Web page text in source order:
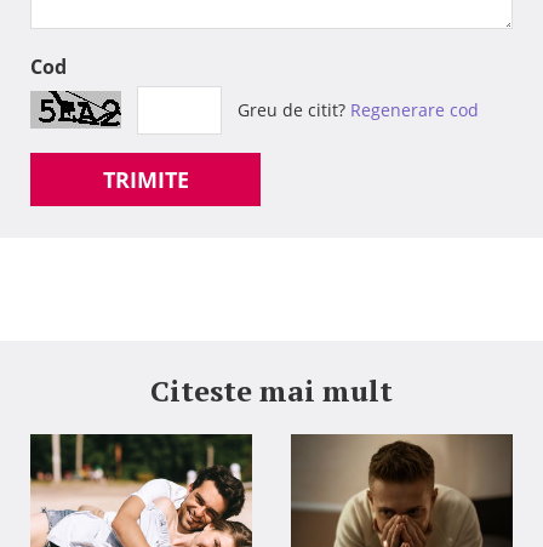
Cod
Greu de citit? Regenerare cod
TRIMITE
Citeste mai mult